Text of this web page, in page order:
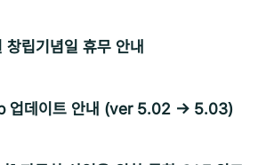
립기념일 휴무 안내
업데이트 안내 (ver 5.02 → 5.03)